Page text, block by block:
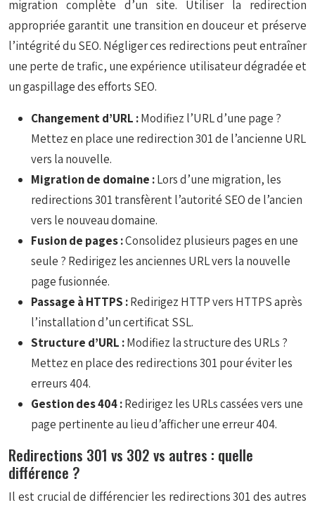
migration complète d’un site. Utiliser la redirection
appropriée garantit une transition en douceur et préserve
l’intégrité du SEO. Négliger ces redirections peut entraîner
une perte de trafic, une expérience utilisateur dégradée et
un gaspillage des efforts SEO.
Changement d’URL :Modifiez l’URL d’une page ?
Mettez en place une redirection 301 de l’ancienne URL
vers la nouvelle.
Migration de domaine :Lors d’une migration, les
redirections 301 transfèrent l’autorité SEO de l’ancien
vers le nouveau domaine.
Fusion de pages :Consolidez plusieurs pages en une
seule ? Redirigez les anciennes URL vers la nouvelle
page fusionnée.
Passage à HTTPS :Redirigez HTTP vers HTTPS après
l’installation d’un certificat SSL.
Structure d’URL :Modifiez la structure des URLs ?
Mettez en place des redirections 301 pour éviter les
erreurs 404.
Gestion des 404 :Redirigez les URLs cassées vers une
page pertinente au lieu d’afficher une erreur 404.
Redirections 301 vs 302 vs autres : quelle
différence ?
Il est crucial de différencier les redirections 301 des autres